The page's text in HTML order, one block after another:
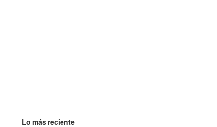
Lo más reciente